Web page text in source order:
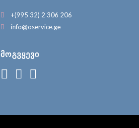
+(995 32) 2 306 206
info@oservice.ge
ᲛᲝᲒᲕᲧᲔᲕᲘ